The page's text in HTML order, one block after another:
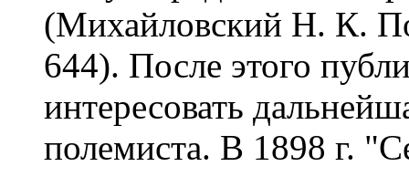
(Михайловский Н. К.
644). После этого
интересовать
полемиста. В 1898 г.